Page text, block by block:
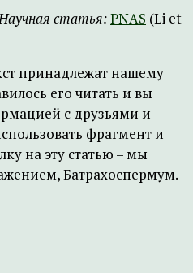
статья:PNAS (Li et
принадлежат нашему
его читать и вы
с друзьями и
фрагмент и
на эту статью – мы
Батрахоспермум.